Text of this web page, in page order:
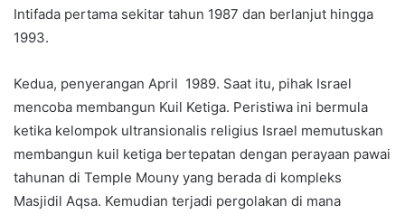
Intifada pertama sekitar tahun 1987 dan berlanjut hingga
1993.
Kedua, penyerangan April 1989. Saat itu, pihak Israel
mencoba membangun Kuil Ketiga. Peristiwa ini bermula
ketika kelompok ultransionalis religius Israel memutuskan
membangun kuil ketiga bertepatan dengan perayaan pawai
tahunan di Temple Mouny yang berada di kompleks
Masjidil Aqsa. Kemudian terjadi pergolakan di mana